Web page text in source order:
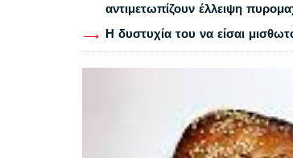
αντιμετωπίζουν έλλειψη
Η δυστυχία του να είσαι